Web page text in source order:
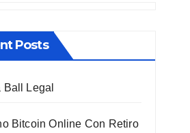
Posts
Ball Legal
Bitcoin Online Con Retiro